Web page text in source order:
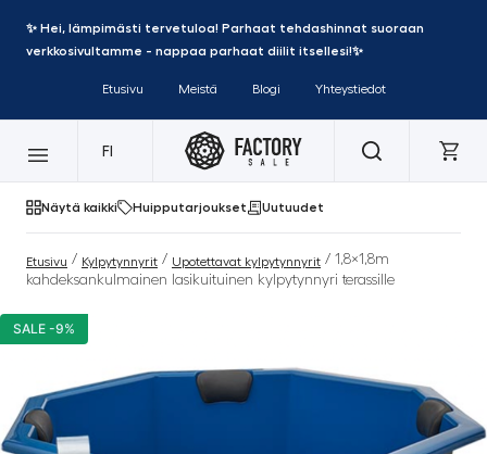
✨ Hei, lämpimästi tervetuloa! Parhaat tehdashinnat suoraan
verkkosivultamme - nappaa parhaat diilit itsellesi!✨
Etusivu Meistä Blogi Yhteystiedot
FI
Näytä kaikki Huipputarjoukset Uutuudet
Etusivu / Kylpytynnyrit / Upotettavat kylpytynnyrit / 1,8×1,8m
kahdeksankulmainen lasikuituinen kylpytynnyri terassille
SALE -9%